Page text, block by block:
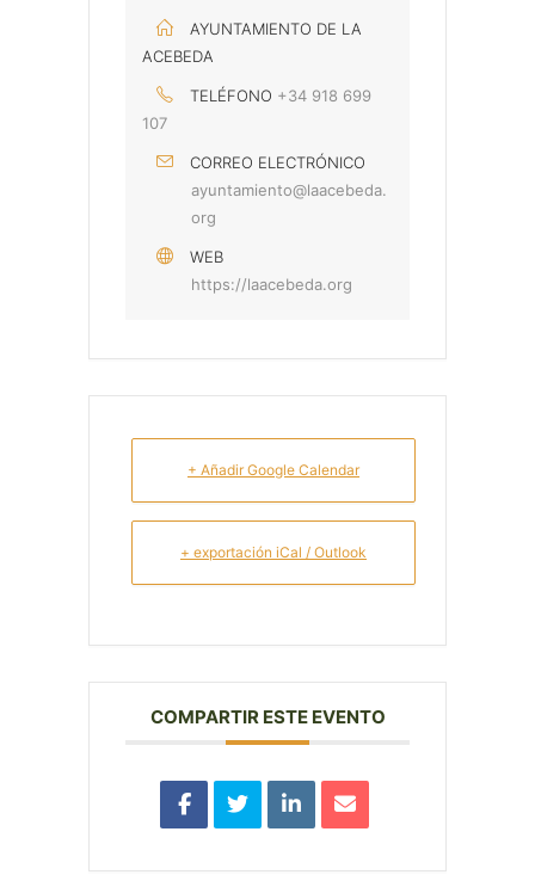
AYUNTAMIENTO DE LA
ACEBEDA
TELÉFONO +34 918 699
107
CORREO ELECTRÓNICO
ayuntamiento@laacebeda.
org
WEB
https://laacebeda.org
+ Añadir Google Calendar
+ exportación iCal / Outlook
COMPARTIR ESTE EVENTO